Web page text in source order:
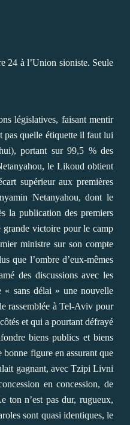
24 à l’Union sioniste. Seule
législatives, faisant mentir
pas quelle étiquette il faut lui
portant sur 99,5 % des
le Likoud obtient
supérieur aux premières
Netanyahou, dont le
la publication des premiers
grande victoire pour le camp
ministre sur son compte
que l’ombre d’eux-mêmes
des discussions avec les
« sans délai » une nouvelle
rassemblée à Tel-Aviv pour
et qui a pourtant défrayé
biens publics et biens
bonne figure en assurant que
gagnant, avec Tzipi Livni
en concession, de
ton n’est pas dur, rugueux,
sont quasi identiques, le